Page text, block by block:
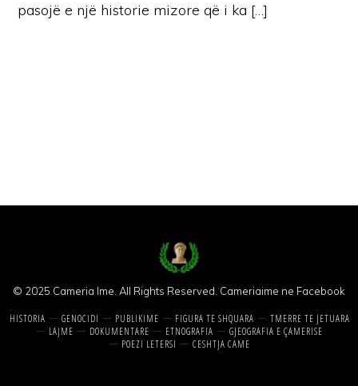
pasojë e një historie mizore që i ka […]
© 2025 Cameria Ime. All Rights Reserved. Cameriaime ne Facebook
HISTORIA GENOCIDI PUBLIKIME FIGURA TE SHQUARA
TMERRE TE JETUARA
LAJME
DOKUMENTARE ETNOGRAFIA
GJEOGRAFIA E ÇAMERISE
POEZI LETERSI
CESHTJA CAME